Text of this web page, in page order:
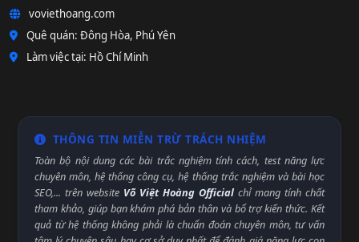
voviethoang.com
Quê quán: Đông Hòa, Phú Yên
Làm việc tại: Hồ Chí Minh
THÔNG TIN MIỄN TRỪ TRÁCH NHIỆM
Toàn bộ nội dung các bài trắc nghiệm tính cách, test năng lực
chuyên môn, hệ thống công cụ, hệ thống trắc nghiệm và bài học
SEO,... trên website Võ Việt Hoàng Official chỉ mang tính chất
tham khảo, giúp bạn khám phá bản thân và bổ trợ kiến thức. Kết
quả từ hệ thống không phải là chuẩn đoán chuyên môn, tư vấn